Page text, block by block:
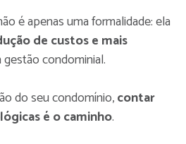
é apenas uma formalidade: ela
de custos e mais
gestão condominial.
do seu condomínio,contar
é o caminho.